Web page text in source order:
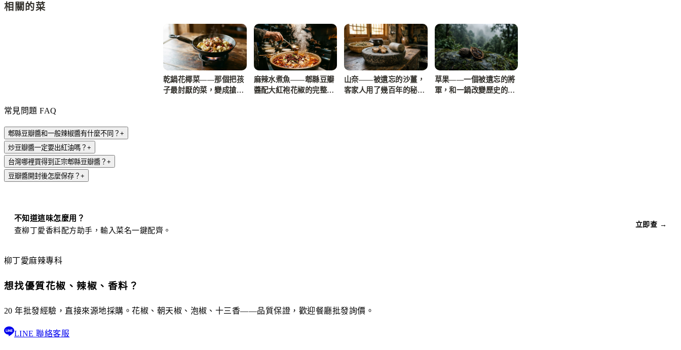
相關的菜
乾鍋花椰菜——那個把孩
子最討厭的菜，變成搶著
麻辣水煮魚——郫縣豆瓣
醬配大紅袍花椒的完整步
山奈——被遺忘的沙薑，
客家人用了幾百年的秘密
草果——一個被遺忘的將
軍，和一鍋改變歷史的滷
常見問題 FAQ
郫縣豆瓣醬和一般辣椒醬有什麼不同？ +
炒豆瓣醬一定要出紅油嗎？ +
台灣哪裡買得到正宗郫縣豆瓣醬？ +
豆瓣醬開封後怎麼保存？ +
不知道這味怎麼用？
查柳丁愛香料配方助手，輸入菜名一鍵配齊。
立即查 →
柳丁愛麻辣專科
想找優質花椒、辣椒、香料？
20 年批發經驗，直接來源地採購。花椒、朝天椒、泡椒、十三香——品質保證，歡迎餐廳批發詢價。
LINE 聯絡客服